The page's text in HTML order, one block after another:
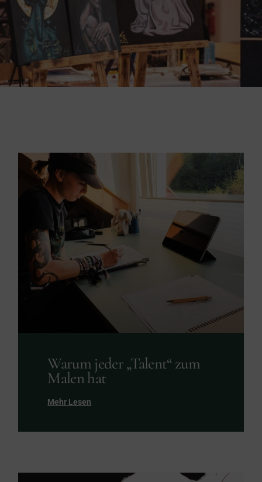
Warum jeder „Talent“ zum
Malen hat
Mehr Lesen